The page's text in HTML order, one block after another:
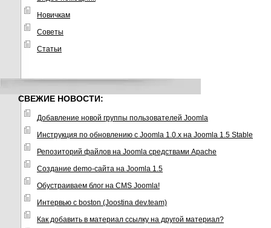
Новичкам
Советы
Статьи
СВЕЖИЕ НОВОСТИ:
Добавление новой группы пользователей Joomla
Инструкция по обновлению с Joomla 1.0.x на Joomla 1.5 Stable
Репозиторий файлов на Joomla средствами Apache
Создание demo-сайта на Joomla 1.5
Обустраиваем блог на CMS Joomla!
Интервью с boston (Joostina dev.team)
Как добавить в материал ссылку на другой материал?